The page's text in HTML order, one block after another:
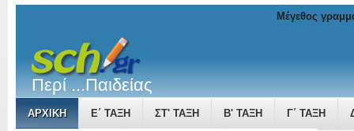
Περί ...Παιδείας
ΑΡΧΙΚΉ Ε΄ ΤΆΞΗ ΣΤ' ΤΆΞΗ Β' ΤΆΞΗ Γ΄ ΤΆΞΗ
Μέγεθος